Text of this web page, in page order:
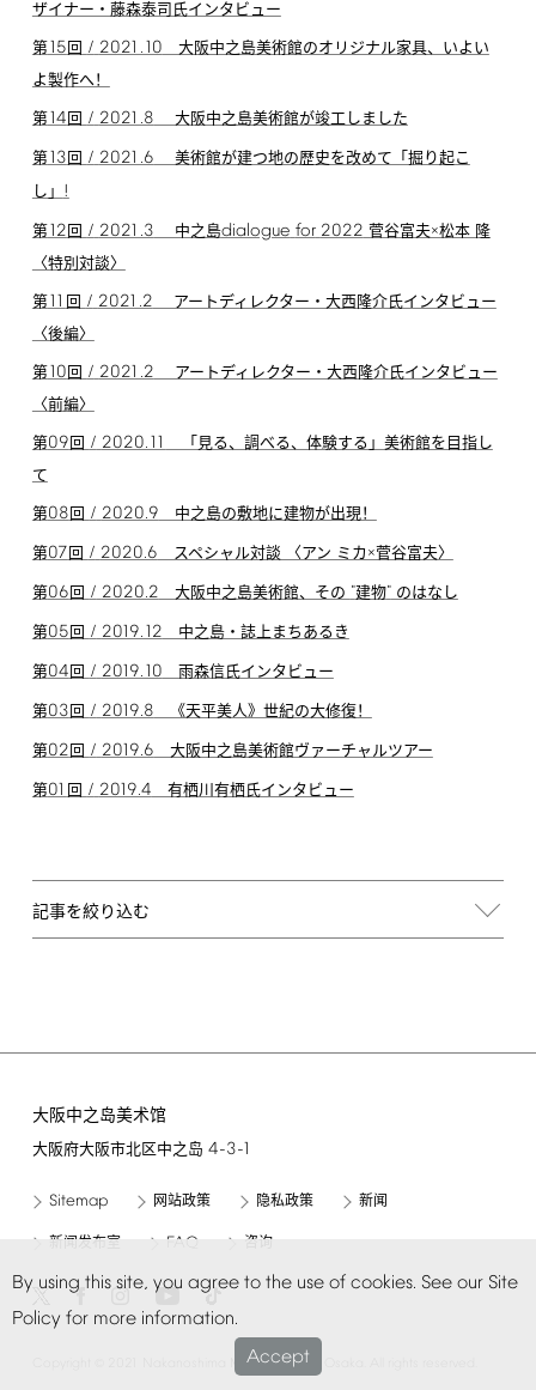
By using this site, you agree to the use of cookies. See our Site
Policy for more information.
Accept
ザイナー・藤森泰司氏インタビュー
第15回 / 2021.10 大阪中之島美術館のオリジナル家具、いよい
よ製作へ！
第14回 / 2021.8 大阪中之島美術館が竣工しました
第13回 / 2021.6 美術館が建つ地の歴史を改めて「掘り起こ
し」 !
第12回 / 2021.3 中之島dialogue for 2022 菅谷富夫×松本 隆
〈特別対談〉
第11回 / 2021.2 アートディレクター・大西隆介氏インタビュー
〈後編〉
第10回 / 2021.2 アートディレクター・大西隆介氏インタビュー
〈前編〉
第09回 / 2020.11 「見る、調べる、体験する」美術館を目指し
て
第08回 / 2020.9 中之島の敷地に建物が出現！
第07回 / 2020.6 スペシャル対談 〈アン ミカ×菅谷富夫〉
第06回 / 2020.2 大阪中之島美術館、その "建物"のはなし
第05回 / 2019.12 中之島・誌上まちあるき
第04回 / 2019.10 雨森信氏インタビュー
第03回 / 2019.8 《天平美人》世紀の大修復！
第02回 / 2019.6 大阪中之島美術館ヴァーチャルツアー
第01回 / 2019.4 有栖川有栖氏インタビュー
記事を絞り込む
大阪中之岛美术馆
大阪府大阪市北区中之岛 4-3-1
Sitemap 网站政策 隐私政策 新闻
新闻发布室 FAQ 咨询
Museum of Art,